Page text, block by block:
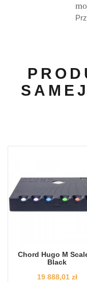
Chord Hugo M
Black
Cena
19 888,01 zł